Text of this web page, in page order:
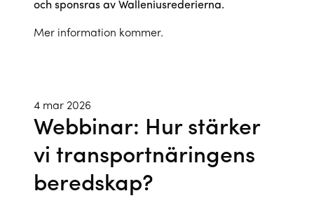
och sponsras av Walleniusrederierna.
Mer information kommer.
4 mar 2026
Webbinar: Hur stärker
vi transportnäringens
beredskap?